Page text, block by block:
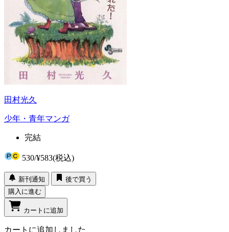
田村光久
少年・青年マンガ
完結
530/¥583(税込)
新刊通知
後で買う
購入に進む
カートに追加
カートに追加しました